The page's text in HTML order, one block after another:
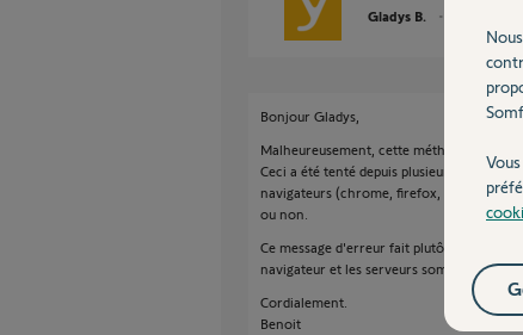
Gladys B.
Bonjour Gladys,
Malheureusement, cette méthode ne
Ceci a été tenté depuis plusieurs
navigateurs (chrome, firefox, safari et IE)
ou non.
Ce message d'erreur fait plutôt penser à
navigateur et les serveurs somfy.
Cordialement.
Benoit